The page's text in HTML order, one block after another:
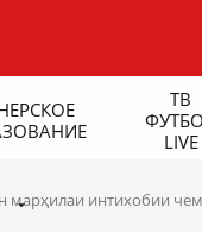
ТВ
LIVE
марҳилаи интихобии